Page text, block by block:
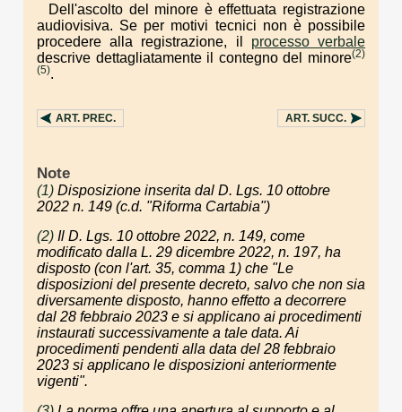
Dell'ascolto del minore è effettuata registrazione
audiovisiva. Se per motivi tecnici non è possibile
procedere alla registrazione, il processo verbale
descrive dettagliatamente il contegno del minore(2)
(5).
ART. PREC. ART. SUCC.
Note
(1) Disposizione inserita dal D. Lgs. 10 ottobre
2022 n. 149 (c.d. "Riforma Cartabia")
(2) Il D. Lgs. 10 ottobre 2022, n. 149, come
modificato dalla L. 29 dicembre 2022, n. 197, ha
disposto (con l'art. 35, comma 1) che "Le
disposizioni del presente decreto, salvo che non sia
diversamente disposto, hanno effetto a decorrere
dal 28 febbraio 2023 e si applicano ai procedimenti
instaurati successivamente a tale data. Ai
procedimenti pendenti alla data del 28 febbraio
2023 si applicano le disposizioni anteriormente
vigenti".